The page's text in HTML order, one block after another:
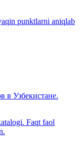
punktlarni aniqlab
в Узбекистане.
Faqt faol